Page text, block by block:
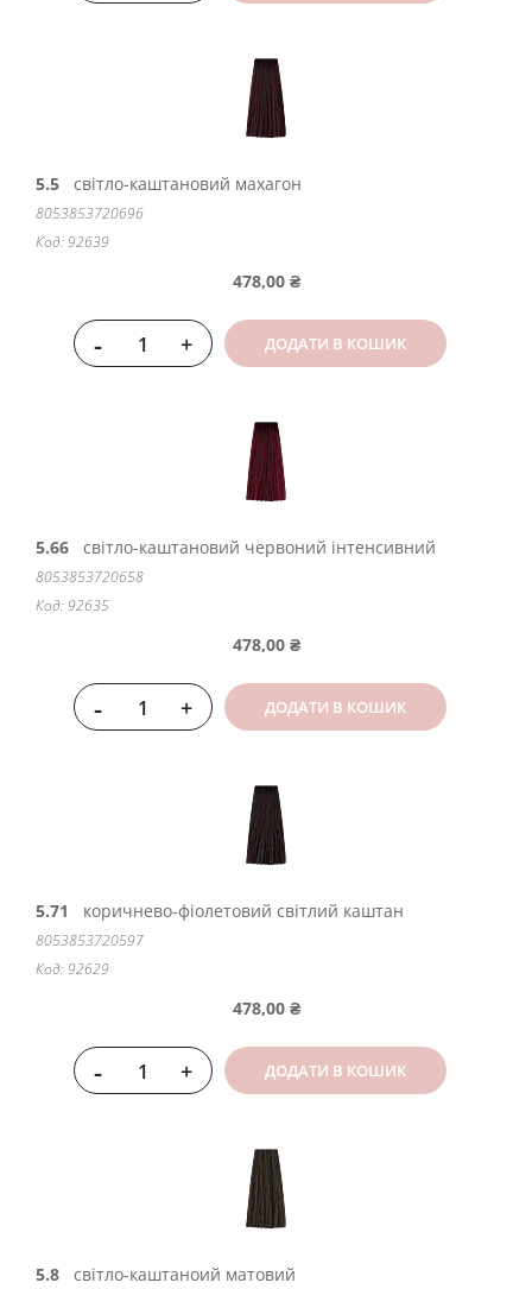
5.5 світло-каштановий махагон
8053853720696
Код: 92639
478,00 ₴
- + ДОДАТИ В КОШИК
5.66 світло-каштановий червоний інтенсивний
8053853720658
Код: 92635
478,00 ₴
- + ДОДАТИ В КОШИК
5.71 коричнево-фіолетовий світлий каштан
8053853720597
Код: 92629
478,00 ₴
- + ДОДАТИ В КОШИК
5.8 світло-каштаноий матовий